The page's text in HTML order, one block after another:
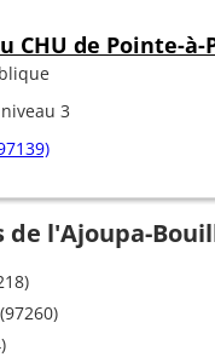
CHU de Pointe-à-
3
de l'Ajoupa-